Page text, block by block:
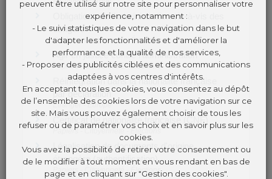
Obligations de l'administration vis-à-vis des
usagers
Papiers - Citoyenneté - Élections
Agir en justice contre l'administration
Papiers - Citoyenneté - Élections
Réintégration dans la nationalité française
par déclaration
Étranger - Europe
Certificat de nationalité française (CNF)
Papiers - Citoyenneté - Élections
Légalisation de documents d'origine
étrangère (authentification)
Papiers - Citoyenneté - Élections
peuvent être utilisé sur notre site pour personnaliser votre
expérience, notamment :
- Le suivi statistiques de votre navigation dans le but
d'adapter les fonctionnalités et d'améliorer la
performance et la qualité de nos services,
- Proposer des publicités ciblées et des communications
adaptées à vos centres d'intérêts.
En acceptant tous les cookies, vous consentez au dépôt
de l’ensemble des cookies lors de votre navigation sur ce
site. Mais vous pouvez également choisir de tous les
refuser ou de paramétrer vos choix et en savoir plus sur les
cookies.
Vous avez la possibilité de retirer votre consentement ou
de le modifier à tout moment en vous rendant en bas de
page et en cliquant sur "Gestion des cookies".